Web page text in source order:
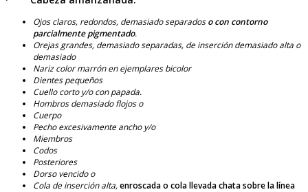
Ojos claros, redondos, demasiado separadoso con contorno
parcialmente pigmentado.
Orejas grandes, demasiado separadas, de inserción demasiado alta o
demasiado
Nariz color marrón en ejemplares bicolor
Dientes pequeños
Cuello corto y/o con papada.
Hombros demasiado flojos o
Cuerpo
Pecho excesivamente ancho y/o
Miembros
Codos
Posteriores
Dorso vencido o
Cola de inserción alta,enroscada o cola llevada chata sobre la línea